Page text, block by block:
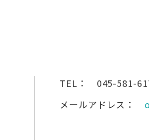
TEL： 045-581-
メールアドレス：